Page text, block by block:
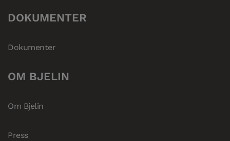
DOKUMENTER
Dokumenter
OM BJELIN
Om Bjelin
Press